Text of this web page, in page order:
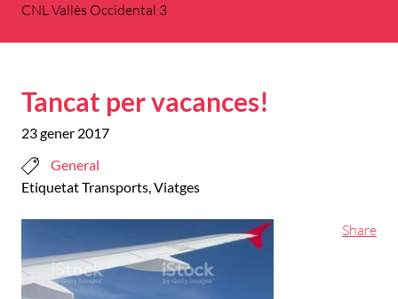
CNL Vallès Occidental 3
Tancat per vacances!
23 gener 2017
General
EtiquetatTransports,Viatges
Share